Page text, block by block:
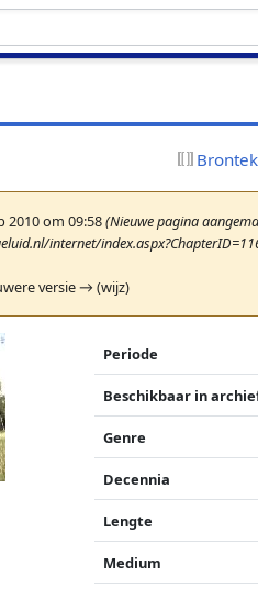
2010 om 09:58(Nieuwe pagina
internet/
versie → (wijz)
Periode
Beschikbaar in
Genre
Decennia
Lengte
Medium